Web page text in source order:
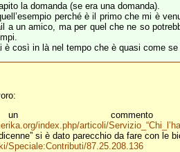
la domanda (se era una domanda).
perché è il primo che mi è
a un amico, ma per quel che ne so
è così in là nel tempo che è quasi come
in
index.php/articoli/
si è dato parecchio da fare con le
Speciale:Contributi/87.25.208.136